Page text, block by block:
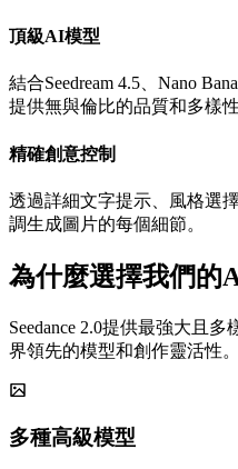
頂級AI模型
結合Seedream 4.5、Nano
提供無與倫比的品質和多樣性
精確創意控制
透過詳細文字提示、風格選
調生成圖片的每個細節。
為什麼選擇我們的
Seedance 2.0提供最強大且
界領先的模型和創作靈活性。
多種高級模型